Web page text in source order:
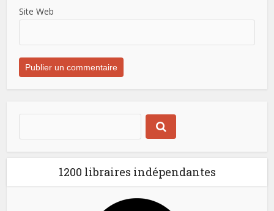
Site Web
1200 libraires indépendantes